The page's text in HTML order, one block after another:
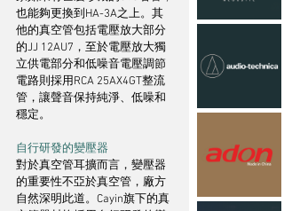
也能夠更換到HA-3A之上。其
他的真空管包括電壓放大部分
的JJ 12AU7，至於電壓放大獨
立供電部分和低噪音電壓調節
電路則採用RCA 25AX4GT整流
管，讓聲音保持純淨、低噪和
穩定。
自行研發的變壓器
對於真空管耳擴而言，變壓器
的重要性不亞於真空管，廠方
自然深明此道。Cayin旗下的真